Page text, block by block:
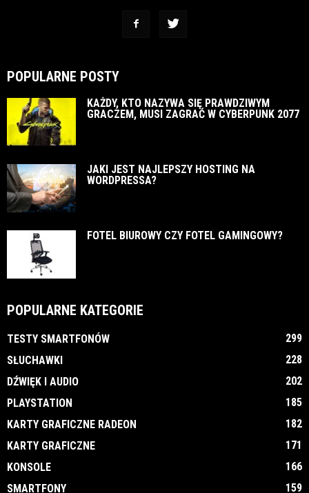
POPULARNE POSTY
KAŻDY, KTO NAZYWA SIĘ PRAWDZIWYM
GRACZEM, MUSI ZAGRAĆ W CYBERPUNK 2077
JAKI JEST NAJLEPSZY HOSTING NA
WORDPRESSA?
FOTEL BIUROWY CZY FOTEL GAMINGOWY?
POPULARNE KATEGORIE
TESTY SMARTFONÓW
299
SŁUCHAWKI
228
DŹWIĘK I AUDIO
202
PLAYSTATION
185
KARTY GRAFICZNE RADEON
182
KARTY GRAFICZNE
171
KONSOLE
166
SMARTFONY
159